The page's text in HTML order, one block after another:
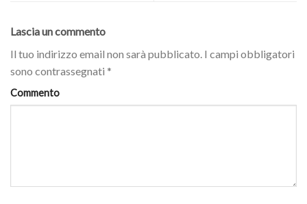
Lascia un commento
Il tuo indirizzo email non sarà pubblicato. I campi obbligatori
sono contrassegnati *
Commento